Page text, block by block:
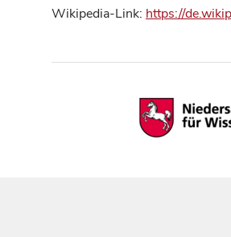
Wikipedia-Link: https://